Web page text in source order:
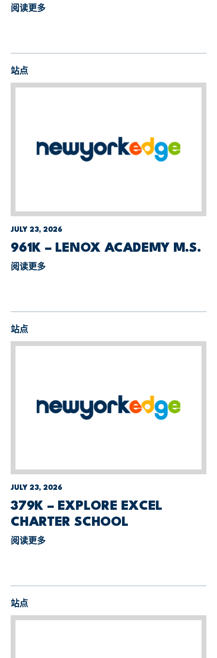
阅读更多
站点
JULY 23, 2026
961K – LENOX ACADEMY M.S.
阅读更多
站点
JULY 23, 2026
379K – EXPLORE EXCEL
CHARTER SCHOOL
阅读更多
站点